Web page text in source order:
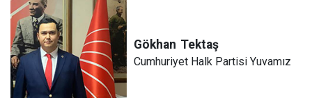
Gökhan Tektaş
Cumhuriyet Halk Partisi Yuvamız